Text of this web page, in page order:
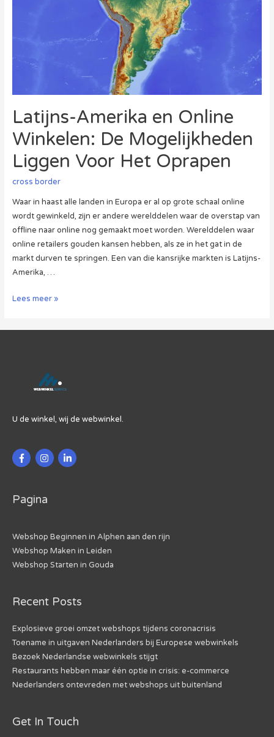
Latijns-Amerika en Online
Winkelen: De Mogelijkheden
Liggen Voor Het Oprapen
cross border
Waar in haast alle landen in Europa er al op grote schaal online
wordt gewinkeld, zijn er andere werelddelen waar de overstap van
offline naar online nog gemaakt moet worden. Werelddelen waar
online retailers gouden kansen hebben, als ze in het gat in de
markt durven te springen. Een van die kansrijke markten is Latijns-
Amerika, …
Latijns-
Mogelijkheden
Het
Lees meer »
U de winkel, wij de webwinkel.
Pagina
Webshop Beginnen in Alphen aan den rijn
Webshop Maken in Leiden
Webshop Starten in Gouda
Recent Posts
Explosieve groei omzet webshops tijdens coronacrisis
Toename in uitgaven Nederlanders bij Europese webwinkels
Bezoek Nederlandse webwinkels stijgt
Restaurants hebben maar één optie in crisis: e-commerce
Nederlanders ontevreden met webshops uit buitenland
Get In Touch